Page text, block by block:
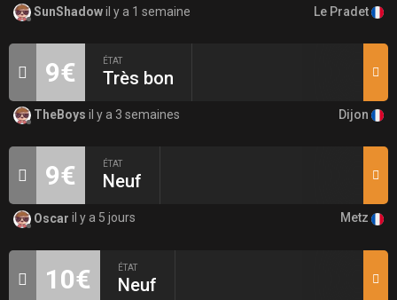
SunShadowil y a 1 semaine Le Pradet
9€ ÉTAT
Très bon
TheBoys il y a 3 semaines Dijon
9€ ÉTAT
Neuf
Oscar il y a 5 jours Metz
10€ ÉTAT
Neuf